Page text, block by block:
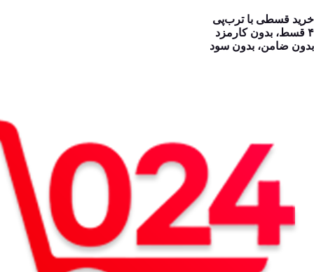
خرید قسطی با ترب‌پی
۴ قسط، بدون کارمزد
بدون ضامن، بدون سود